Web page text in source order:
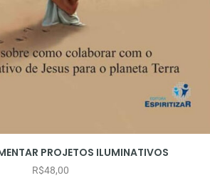
PROJETOS ILUMINATIVOS
R$48,00